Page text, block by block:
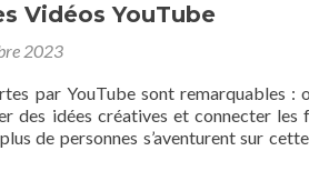
Vidéos YouTube
2023
par YouTube sont remarquables :
des idées créatives et connecter les
de personnes s’aventurent sur